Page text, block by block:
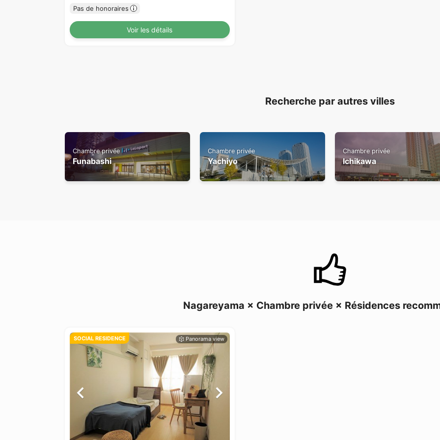
Pas de honoraires
Voir les détails
Recherche par autres villes
Chambre privée
Funabashi
Chambre privée
Yachiyo
Chambre privée
Ichikawa
Nagareyama × Chambre privée × Résidences
SOCIAL RESIDENCE